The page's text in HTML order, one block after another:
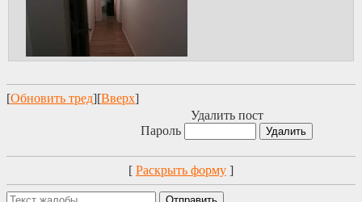
[Обновить тред][Вверх]
Удалить пост
Пароль
[ Раскрыть форму ]